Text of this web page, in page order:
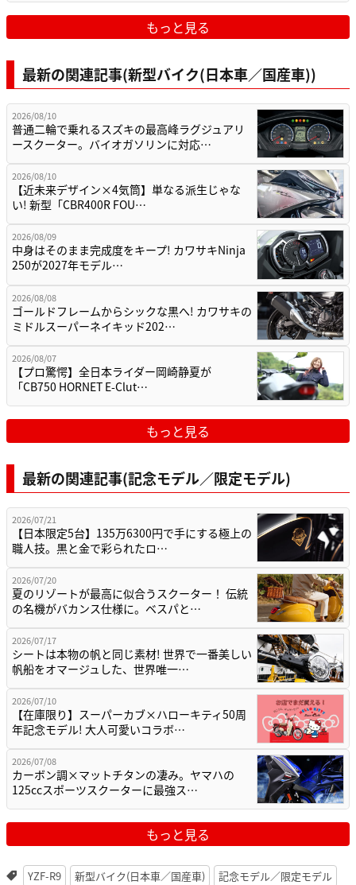
もっと見る
最新の関連記事(新型バイク(日本車／国産車))
2026/08/10
普通二輪で乗れるスズキの最高峰ラグジュアリ
ースクーター。バイオガソリンに対応…
2026/08/10
【近未来デザイン×4気筒】単なる派生じゃな
い! 新型「CBR400R FOU…
2026/08/09
中身はそのまま完成度をキープ! カワサキNinja
250が2027年モデル…
2026/08/08
ゴールドフレームからシックな黒へ! カワサキの
ミドルスーパーネイキッド202…
2026/08/07
【プロ驚愕】全日本ライダー岡崎静夏が
「CB750 HORNET E-Clut…
もっと見る
最新の関連記事(記念モデル／限定モデル)
2026/07/21
【日本限定5台】135万6300円で手にする極上の
職人技。黒と金で彩られたロ…
2026/07/20
夏のリゾートが最高に似合うスクーター！ 伝統
の名機がバカンス仕様に。ベスパと…
2026/07/17
シートは本物の帆と同じ素材! 世界で一番美しい
帆船をオマージュした、世界唯一…
2026/07/10
【在庫限り】スーパーカブ×ハローキティ50周
年記念モデル! 大人可愛いコラボ…
2026/07/08
カーボン調×マットチタンの凄み。ヤマハの
125ccスポーツスクーターに最強ス…
もっと見る
YZF-R9 新型バイク(日本車／国産車)
記念モデル／限定モデル